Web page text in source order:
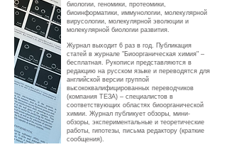
биологии, геномики, протеомики,
биоинформатики, иммунологии, молекулярной
вирусологии, молекулярной эволюции и
молекулярной биологии развития.​
Журнал выходит 6 раз в год. Публикация
статей в журнале "Биоорганическая химия" –
бесплатная. Рукописи представляются в
редакцию на русском языке и переводятся для
английской версии группой
высококвалифицированных переводчиков
(компания ТЕЗА) – специалистов в
соответствующих областях биоорганической
химии. ​Журнал публикует обзоры, мини-
обзоры, экспериментальные и теоретические
работы, гипотезы, письма редактору (краткие
сообщения).​​